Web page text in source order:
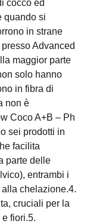
cocco ed
quando si
in strane
Advanced
maggior parte
solo hanno
in fibra di
non è
Coco A+B – Ph
sei prodotti in
facilita
parte delle
entrambi i
chelazione.4.
cruciali per la
fiori.5.